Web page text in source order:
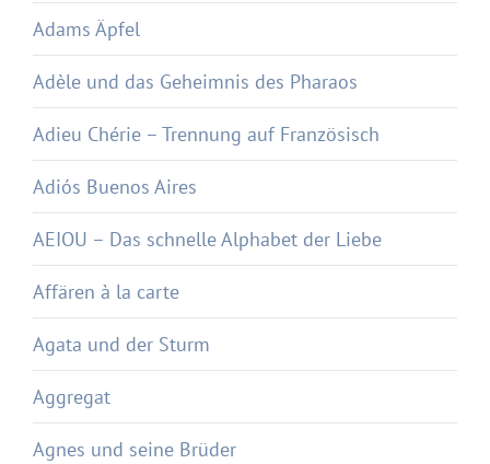
Adams Äpfel
Adèle und das Geheimnis des Pharaos
Adieu Chérie – Trennung auf Französisch
Adiós Buenos Aires
AEIOU – Das schnelle Alphabet der Liebe
Affären à la carte
Agata und der Sturm
Aggregat
Agnes und seine Brüder